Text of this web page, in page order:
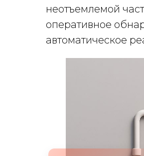
неотъемлемой
оперативное
автоматическое